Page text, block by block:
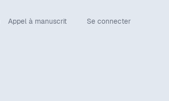
Appel à manuscrit Se connecter